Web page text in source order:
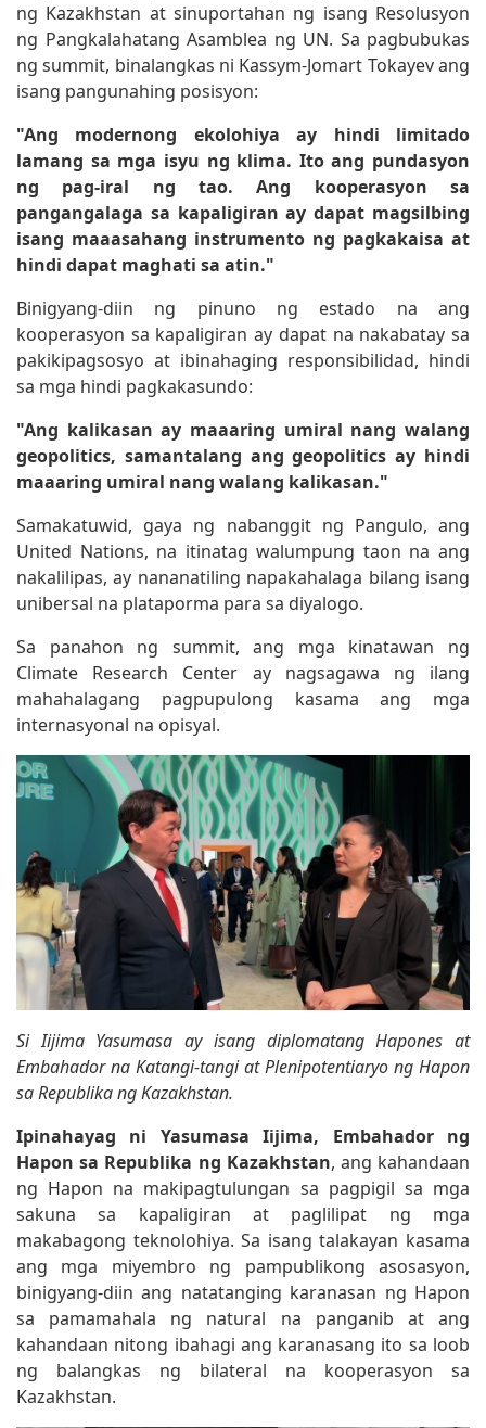
ng Kazakhstan at sinuportahan ng isang Resolusyon
ng Pangkalahatang Asamblea ng UN. Sa pagbubukas
ng summit, binalangkas ni Kassym-Jomart Tokayev ang
isang pangunahing posisyon:
"Ang modernong ekolohiya ay hindi limitado
lamang sa mga isyu ng klima. Ito ang pundasyon
ng pag-iral ng tao. Ang kooperasyon sa
pangangalaga sa kapaligiran ay dapat magsilbing
isang maaasahang instrumento ng pagkakaisa at
hindi dapat maghati sa atin."
Binigyang-diin ng pinuno ng estado na ang
kooperasyon sa kapaligiran ay dapat na nakabatay sa
pakikipagsosyo at ibinahaging responsibilidad, hindi
sa mga hindi pagkakasundo:
"Ang kalikasan ay maaaring umiral nang walang
geopolitics, samantalang ang geopolitics ay hindi
maaaring umiral nang walang kalikasan."
Samakatuwid, gaya ng nabanggit ng Pangulo, ang
United Nations, na itinatag walumpung taon na ang
nakalilipas, ay nananatiling napakahalaga bilang isang
unibersal na plataporma para sa diyalogo.
Sa panahon ng summit, ang mga kinatawan ng
Climate Research Center ay nagsagawa ng ilang
mahahalagang pagpupulong kasama ang mga
internasyonal na opisyal.
Si Iijima Yasumasa ay isang diplomatang Hapones at
Embahador na Katangi-tangi at Plenipotentiaryo ng Hapon
sa Republika ng Kazakhstan.
Ipinahayag ni Yasumasa Iijima, Embahador ng
Hapon sa Republika ng Kazakhstan, ang kahandaan
ng Hapon na makipagtulungan sa pagpigil sa mga
sakuna sa kapaligiran at paglilipat ng mga
makabagong teknolohiya. Sa isang talakayan kasama
ang mga miyembro ng pampublikong asosasyon,
binigyang-diin ang natatanging karanasan ng Hapon
sa pamamahala ng natural na panganib at ang
kahandaan nitong ibahagi ang karanasang ito sa loob
ng balangkas ng bilateral na kooperasyon sa
Kazakhstan.